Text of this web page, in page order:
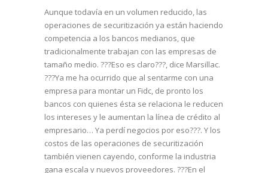
Aunque todavía en un volumen reducido, las
operaciones de securitización ya están haciendo
competencia a los bancos medianos, que
tradicionalmente trabajan con las empresas de
tamaño medio. ???Eso es claro???, dice Marsillac.
???Ya me ha ocurrido que al sentarme con una
empresa para montar un Fidc, de pronto los
bancos con quienes ésta se relaciona le reducen
los intereses y le aumentan la línea de crédito al
empresario… Ya perdí negocios por eso???. Y los
costos de las operaciones de securitización
también vienen cayendo, conforme la industria
gana escala y nuevos proveedores. ???En el